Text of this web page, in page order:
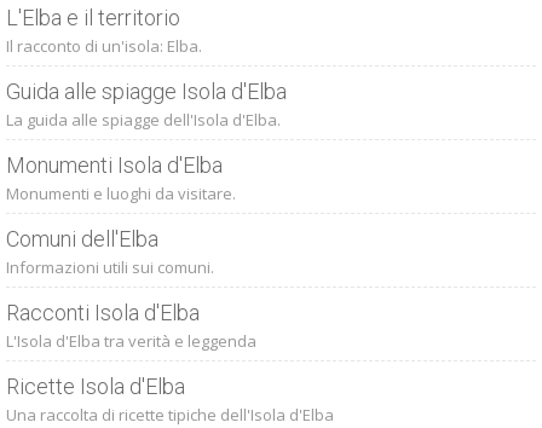
L'Elba e il territorio
Il racconto di un'isola: Elba.
Guida alle spiagge Isola d'Elba
La guida alle spiagge dell'Isola d'Elba.
Monumenti Isola d'Elba
Monumenti e luoghi da visitare.
Comuni dell'Elba
Informazioni utili sui comuni.
Racconti Isola d'Elba
L'Isola d'Elba tra verità e leggenda
Ricette Isola d'Elba
Una raccolta di ricette tipiche dell'Isola d'Elba